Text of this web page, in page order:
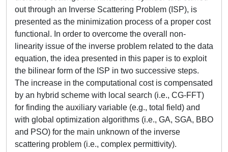
out through an Inverse Scattering Problem (ISP), is
presented as the minimization process of a proper cost
functional. In order to overcome the overall non-
linearity issue of the inverse problem related to the data
equation, the idea presented in this paper is to exploit
the bilinear form of the ISP in two successive steps.
The increase in the computational cost is compensated
by an hybrid scheme with local search (i.e., CG-FFT)
for finding the auxiliary variable (e.g., total field) and
with global optimization algorithms (i.e., GA, SGA, BBO
and PSO) for the main unknown of the inverse
scattering problem (i.e., complex permittivity).